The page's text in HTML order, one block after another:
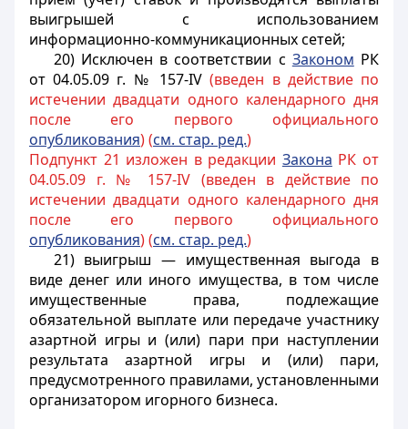
выигрышей с использованием
информационно-коммуникационных сетей;
20) Исключен в соответствии с Законом РК
от 04.05.09 г. № 157-IV(введен в действие по
истечении двадцати одного календарного дня
после его первого официального
опубликования) (см. стар. ред.)
Подпункт 21 изложен в редакции Закона РК от
04.05.09 г. № 157-IV (введен в действие по
истечении двадцати одного календарного дня
после его первого официального
опубликования) (см. стар. ред.)
21) выигрыш — имущественная выгода в
виде денег или иного имущества, в том числе
имущественные права, подлежащие
обязательной выплате или передаче участнику
азартной игры и (или) пари при наступлении
результата азартной игры и (или) пари,
предусмотренного правилами, установленными
организатором игорного бизнеса.